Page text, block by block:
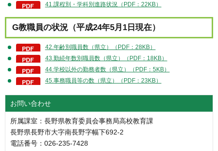
41.課程別・学科別進路状況（PDF：22KB）
G教職員の状況（平成24年5月1日現在）
42.年齢別職員数（県立）（PDF：28KB）
43.勤続年数別職員数（県立）（PDF：18KB）
44.学校以外の勤務者数（県立）（PDF：5KB）
45.事務職員等の数（県立）（PDF：23KB）
お問い合わせ
所属課室：長野県教育委員会事務局高校教育課
長野県長野市大字南長野字幅下692-2
電話番号：026-235-7428